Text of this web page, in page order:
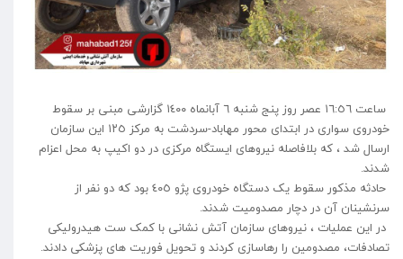
ساعت ١٦:٥٦ عصر روز پنج شنبه ٦ آبانماه ١٤٠٠ گزارشی مبنی بر سقوط
خودروی سواری در ابتدای محور مهاباد-سردشت به مرکز ١٢٥ این سازمان
ارسال شد ، که بلافاصله نیروهای ایستگاە مرکزی در دو اکیپ به محل اعزام
شدند.
حادثه مذکور سقوط یک دستگاه خودروی پژو ٤٠٥ بود که دو نفر از
سرنشینان آن در دچار مصدومیت شدند.
در این عملیات ، نیروهای سازمان آتش نشانی با کمک ست هیدرولیکی
تصادفات، مصدومین را رهاسازی کردند و تحویل فوریت های پزشکی دادند.